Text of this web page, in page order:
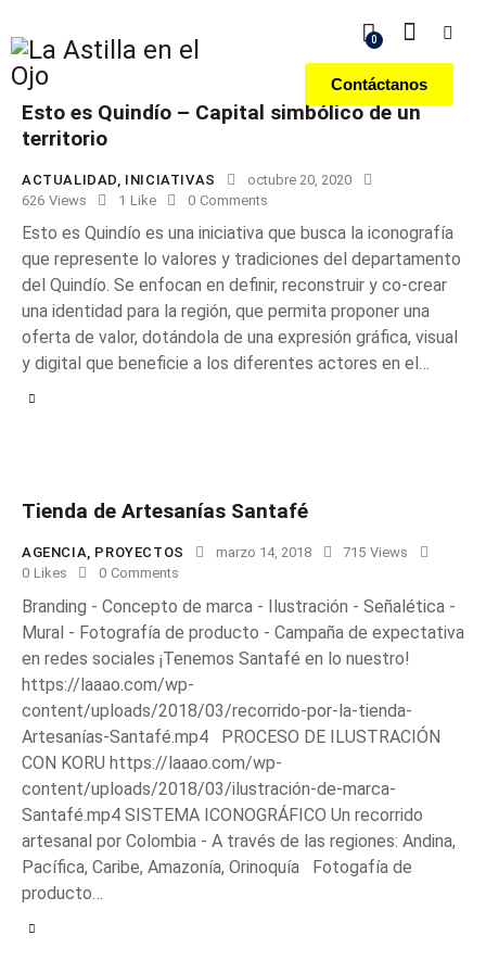
0
Contáctanos
Esto es Quindío – Capital simbólico de un
territorio
ACTUALIDAD INICIATIVAS
octubre 20, 2020
626 Views 1 Like 0 Comments
Esto es Quindío es una iniciativa que busca la iconografía
que represente lo valores y tradiciones del departamento
del Quindío. Se enfocan en definir, reconstruir y co-crear
una identidad para la región, que permita proponer una
oferta de valor, dotándola de una expresión gráfica, visual
y digital que beneficie a los diferentes actores en el…
Tienda de Artesanías Santafé
AGENCIA, PROYECTOS marzo 14, 2018 715 Views
0 Likes 0 Comments
Branding - Concepto de marca - Ilustración - Señalética -
Mural - Fotografía de producto - Campaña de expectativa
en redes sociales ¡Tenemos Santafé en lo nuestro!
https://laaao.com/wp-
content/uploads/2018/03/recorrido-por-la-tienda-
Artesanías-Santafé.mp4 PROCESO DE ILUSTRACIÓN
CON KORU https://laaao.com/wp-
content/uploads/2018/03/ilustración-de-marca-
Santafé.mp4 SISTEMA ICONOGRÁFICO Un recorrido
artesanal por Colombia - A través de las regiones: Andina,
Pacífica, Caribe, Amazonía, Orinoquía Fotogafía de
producto…